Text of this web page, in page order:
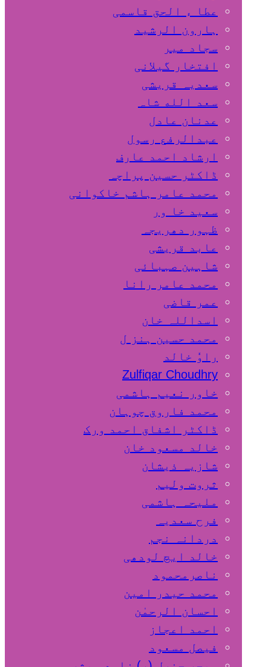
عطا ء الحق قاسمی
ہارون الرشید
سجاد میر
افتخار گیلانی
سعدیہ قریشی
سعد الله شاہ
عدنان عادل
عبدالرفع رسول
ارشاد احمد عارف
ڈاکٹر حسین پراچہ
محمد عامر ہاشم خاکوانی
سعید خا ور
ظہور دھریجہ
عابد قریشی
شاہین صہبائی
محمد عامر رانا
عمر قاضی
اسداللہ خان
محمد حسین ہنز ل
راوٗ خالد
Zulfiqar Choudhry
خاور نعیم ہاشمی
محمد فاروق چوہان
ڈاکٹر اشفاق احمد ورک
خالد مسعود خان
شازیہ ذیشان
ثروت ولیم
ملیحہ ہاشمی
فرح سعدیہ
دردانہ نجم
خالد ایچ لودھی
ناصرمحمود
محمد حیدر امین
احسان الرحمٰن
احمد اعجاز
فیصل مسعود